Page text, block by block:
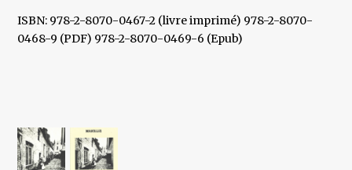
ISBN: 978-2-8070-0467-2 (livre imprimé) 978-2-8070-
0468-9 (PDF) 978-2-8070-0469-6 (Epub)